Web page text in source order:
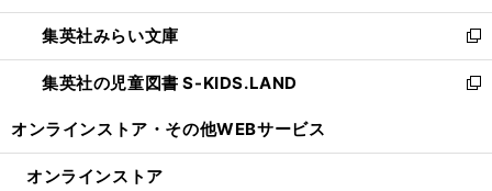
開
く
ウ
で
開
く
ン
ド
ウ
で
ウ
ィ
ン
ド
開
集英社みらい文庫
新
し
い
ン
集英社の児童図書 S-KIDS.LAND
新
ウ
オンラインストア・ その他WEBサービス
オンラインストア